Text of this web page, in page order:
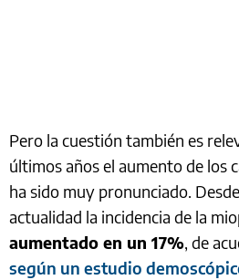
Pero la cuestión también es
últimos años el aumento de los
ha sido muy pronunciado.
actualidad la incidencia de la
aumentado en un 17%, de
según un estudio